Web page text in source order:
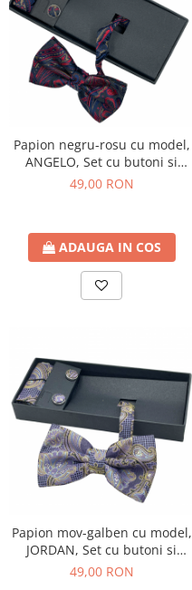
Papion negru-rosu cu model,
ANGELO, Set cu butoni si
batista
49,00 RON
ADAUGA IN COS
Papion mov-galben cu model,
JORDAN, Set cu butoni si
batista
49,00 RON